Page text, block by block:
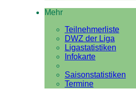
Mehr
Teilnehmerliste
DWZ der Liga
Ligastatistiken
Infokarte
Saisonstatistiken
Termine